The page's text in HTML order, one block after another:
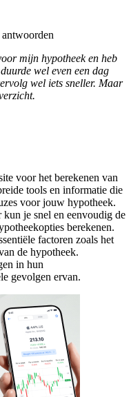
mijn hypotheek en heb
wel even een dag
wel iets sneller. Maar
voor het berekenen van
tools en informatie die
voor jouw hypotheek.
je snel en eenvoudig de
berekenen.
factoren zoals het
de hypotheek.
in hun
gevolgen ervan.